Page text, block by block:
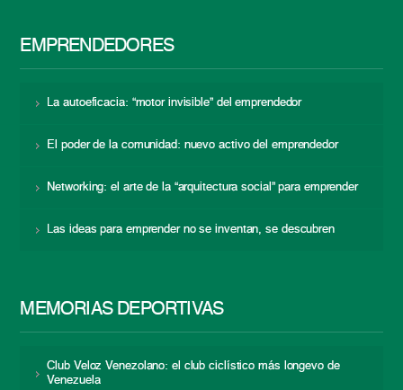
EMPRENDEDORES
La autoeficacia: “motor invisible” del emprendedor
El poder de la comunidad: nuevo activo del emprendedor
Networking: el arte de la “arquitectura social” para emprender
Las ideas para emprender no se inventan, se descubren
MEMORIAS DEPORTIVAS
Club Veloz Venezolano: el club ciclístico más longevo de
Venezuela